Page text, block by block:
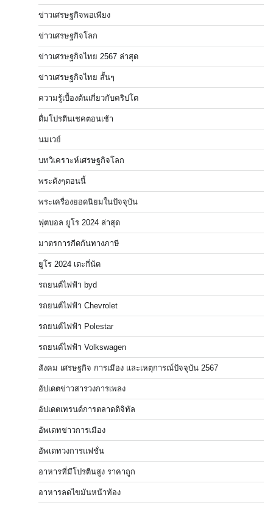
ข่าวเศรษฐกิจพอเพียง
ข่าวเศรษฐกิจโลก
ข่าวเศรษฐกิจไทย 2567 ล่าสุด
ข่าวเศรษฐกิจไทย สั้นๆ
ความรู้เบื้องต้นเกี่ยวกับคริปโต
ดื่มโปรตีนเชคตอนเช้า
นมเวย์
บทวิเคราะห์เศรษฐกิจโลก
พระดังๆตอนนี้
พระเครื่องยอดนิยมในปัจจุบัน
ฟุตบอล ยูโร 2024 ล่าสุด
มาตรการกีดกันทางภาษี
ยูโร 2024 เตะกี่นัด
รถยนต์ไฟฟ้า byd
รถยนต์ไฟฟ้า Chevrolet
รถยนต์ไฟฟ้า Polestar
รถยนต์ไฟฟ้า Volkswagen
สังคม เศรษฐกิจ การเมือง และเหตุการณ์ปัจจุบัน 2567
อัปเดตข่าวสารวงการเพลง
อัปเดตเทรนด์การตลาดดิจิทัล
อัพเดทข่าวการเมือง
อัพเดทวงการแฟชั่น
อาหารที่มีโปรตีนสูง ราคาถูก
อาหารลดไขมันหน้าท้อง